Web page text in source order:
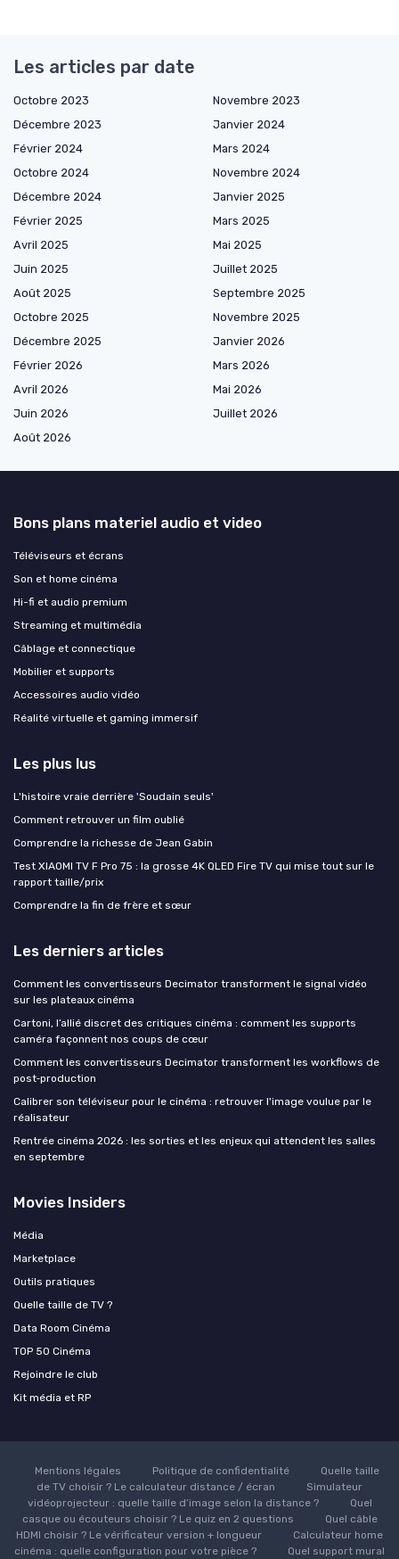
Les articles par date
Octobre 2023
Novembre 2023
Décembre 2023
Janvier 2024
Février 2024
Mars 2024
Octobre 2024
Novembre 2024
Décembre 2024
Janvier 2025
Février 2025
Mars 2025
Avril 2025
Mai 2025
Juin 2025
Juillet 2025
Août 2025
Septembre 2025
Octobre 2025
Novembre 2025
Décembre 2025
Janvier 2026
Février 2026
Mars 2026
Avril 2026
Mai 2026
Juin 2026
Juillet 2026
Août 2026
Bons plans materiel audio et video
Téléviseurs et écrans
Son et home cinéma
Hi-fi et audio premium
Streaming et multimédia
Câblage et connectique
Mobilier et supports
Accessoires audio vidéo
Réalité virtuelle et gaming immersif
Les plus lus
L'histoire vraie derrière 'Soudain seuls'
Comment retrouver un film oublié
Comprendre la richesse de Jean Gabin
Test XIAOMI TV F Pro 75 : la grosse 4K QLED Fire TV qui mise tout sur le
rapport taille/prix
Comprendre la fin de frère et sœur
Les derniers articles
Comment les convertisseurs Decimator transforment le signal vidéo
sur les plateaux cinéma
Cartoni, l’allié discret des critiques cinéma : comment les supports
caméra façonnent nos coups de cœur
Comment les convertisseurs Decimator transforment les workflows de
post‑production
Calibrer son téléviseur pour le cinéma : retrouver l'image voulue par le
réalisateur
Rentrée cinéma 2026 : les sorties et les enjeux qui attendent les salles
en septembre
Movies Insiders
Média
Marketplace
Outils pratiques
Quelle taille de TV ?
Data Room Cinéma
TOP 50 Cinéma
Rejoindre le club
Kit média et RP
Mentions légales Politique de confidentialité
Quelle taille
de TV choisir ? Le calculateur distance / écran
Simulateur
vidéoprojecteur : quelle taille d’image selon la distance ?
Quel
casque ou écouteurs choisir ? Le quiz en 2 questions
Quel câble
HDMI choisir ? Le vérificateur version + longueur
Calculateur home
cinéma : quelle configuration pour votre pièce ?
Quel support mural